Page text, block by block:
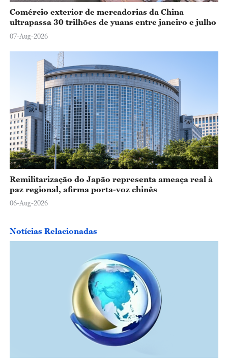
Comércio exterior de mercadorias da China
ultrapassa 30 trilhões de yuans entre janeiro e julho
07-Aug-2026
Remilitarização do Japão representa ameaça real à
paz regional, afirma porta-voz chinês
06-Aug-2026
Notícias Relacionadas